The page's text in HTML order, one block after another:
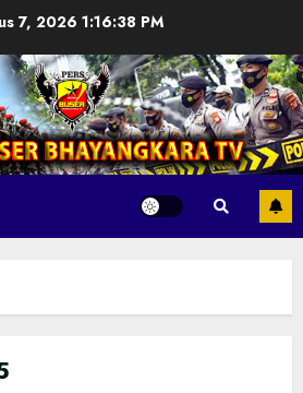
7, 2026 1:16:40 PM